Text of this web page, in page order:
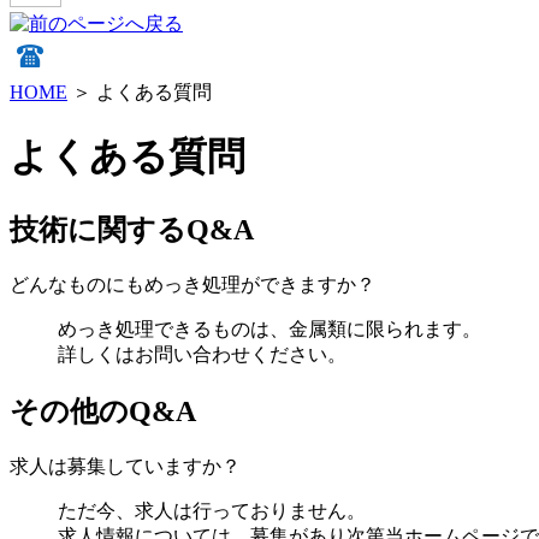
HOME ＞ よくある質問
よくある質問
技術に関するQ&A
どんなものにもめっき処理ができますか？
めっき処理できるものは、金属類に限られます。
詳しくはお問い合わせください。
その他のQ&A
求人は募集していますか？
ただ今、求人は行っておりません。